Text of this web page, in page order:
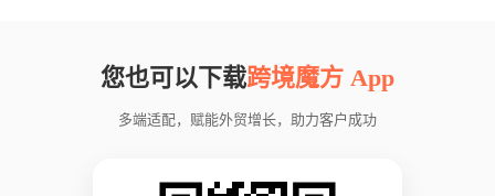
您也可以下载跨境魔方 App
多端适配，赋能外贸增长，助力客户成功